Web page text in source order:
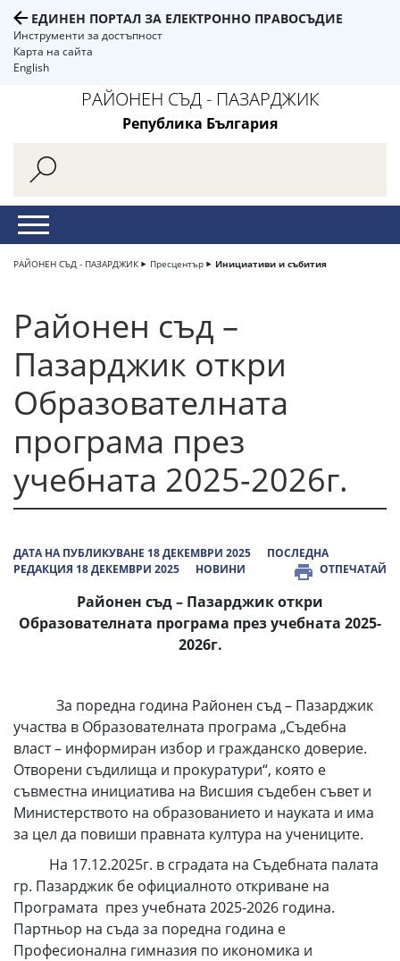
ЕДИНЕН ПОРТАЛ ЗА ЕЛЕКТРОННО ПРАВОСЪДИЕ
Инструменти за достъпност
Карта на сайта
English
РАЙОНЕН СЪД - ПАЗАРДЖИК
Република България
РАЙОНЕН СЪД - ПАЗАРДЖИК Пресцентър Инициативи и събития
Районен съд –
Пазарджик откри
Образователната
програма през
учебната 2025-2026г.
ДАТА НА ПУБЛИКУВАНЕ 18 ДЕКЕМВРИ 2025
ПОСЛЕДНА
РЕДАКЦИЯ 18 ДЕКЕМВРИ 2025
НОВИНИ ОТПЕЧАТАЙ
Районен съд – Пазарджик откри
Образователната програма през учебната 2025-
2026г.
За поредна година Районен съд – Пазарджик
участва в Образователната програма „Съдебна
власт – информиран избор и гражданско доверие.
Отворени съдилища и прокуратури“, която е
съвместна инициатива на Висшия съдебен съвет и
Министерството на образованието и науката и има
за цел да повиши правната култура на учениците.
На 17.12.2025г. в сградата на Съдебната палата
гр. Пазарджик бе официалното откриване на
Програмата през учебната 2025-2026 година.
Партньор на съда за поредна година e
Професионална гимназия по икономика и